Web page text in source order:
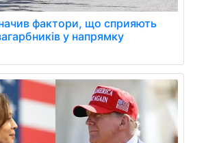
фактори, що сприяють
у напрямку